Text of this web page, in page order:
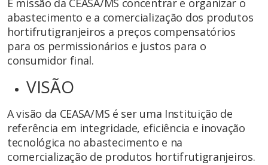
É missão da CEASA/MS concentrar e organizar o
abastecimento e a comercialização dos produtos
hortifrutigranjeiros a preços compensatórios
para os permissionários e justos para o
consumidor final.
VISÃO
A visão da CEASA/MS é ser uma Instituição de
referência em integridade, eficiência e inovação
tecnológica no abastecimento e na
comercialização de produtos hortifrutigranjeiros.